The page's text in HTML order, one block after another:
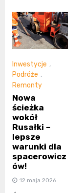
Inwestycje ,
Podróże ,
Remonty
Nowa
ścieżka
wokół
Rusałki –
lepsze
warunki dla
spacerowicz
ów!
12 maja 2026